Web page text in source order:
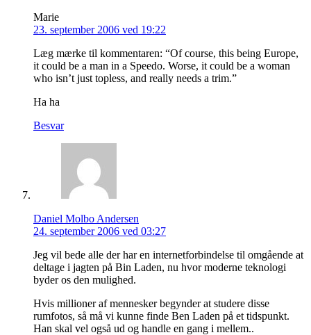
Marie
23. september 2006 ved 19:22
Læg mærke til kommentaren: “Of course, this being Europe,
it could be a man in a Speedo. Worse, it could be a woman
who isn’t just topless, and really needs a trim.”
Ha ha
Besvar
Daniel Molbo Andersen
24. september 2006 ved 03:27
Jeg vil bede alle der har en internetforbindelse til omgående at
deltage i jagten på Bin Laden, nu hvor moderne teknologi
byder os den mulighed.
Hvis millioner af mennesker begynder at studere disse
rumfotos, så må vi kunne finde Ben Laden på et tidspunkt.
Han skal vel også ud og handle en gang i mellem..